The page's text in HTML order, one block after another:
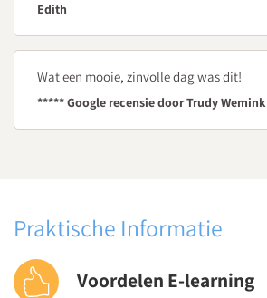
Edith
Wat een mooie, zinvolle dag was dit!
***** Google recensie door Trudy Wemink
Praktische Informatie
Voordelen E-learning